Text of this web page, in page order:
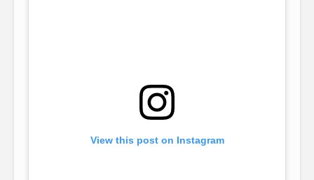
View this post on Instagram